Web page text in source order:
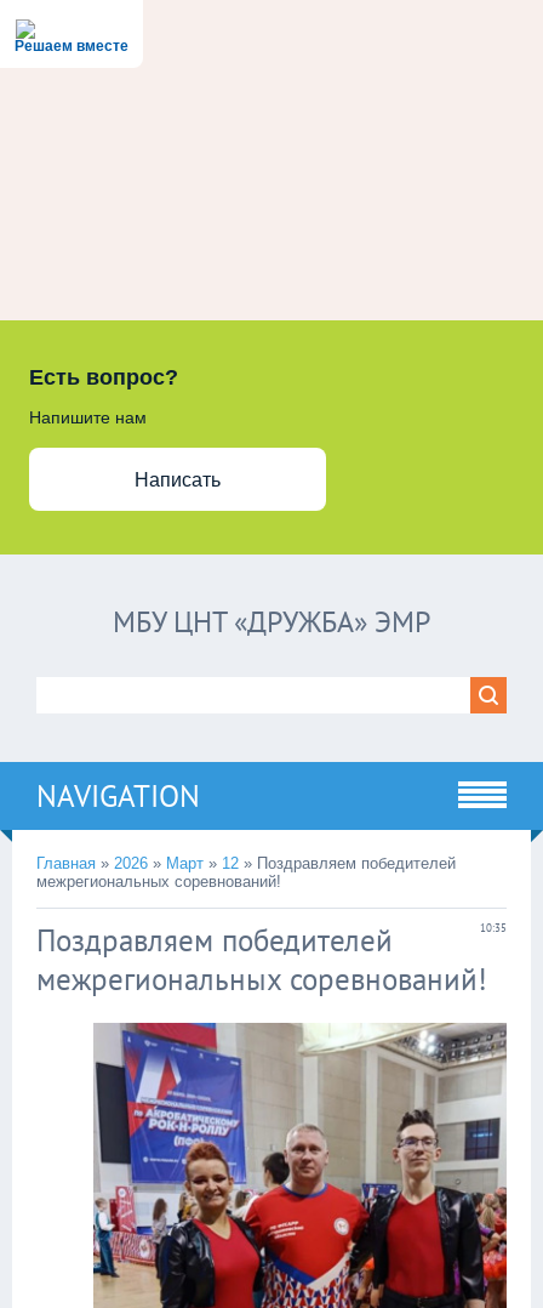
Решаем вместе
Есть вопрос?
Напишите нам
Написать
МБУ ЦНТ «ДРУЖБА» ЭМР
NAVIGATION
Главная » 2026 » Март » 12 » Поздравляем победителей
межрегиональных соревнований!
10:35
Поздравляем победителей
межрегиональных соревнований!